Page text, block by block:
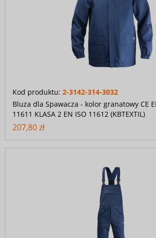
Kod produktu: 2-3142-314-3032
Bluza dla Spawacza - kolor granatowy CE
11611 KLASA 2 EN ISO 11612 (KBTEXTIL)
207,80 zł